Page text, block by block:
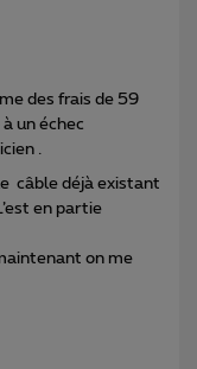
des frais de 59
un échec
.
câble déjà existant
en partie
on me